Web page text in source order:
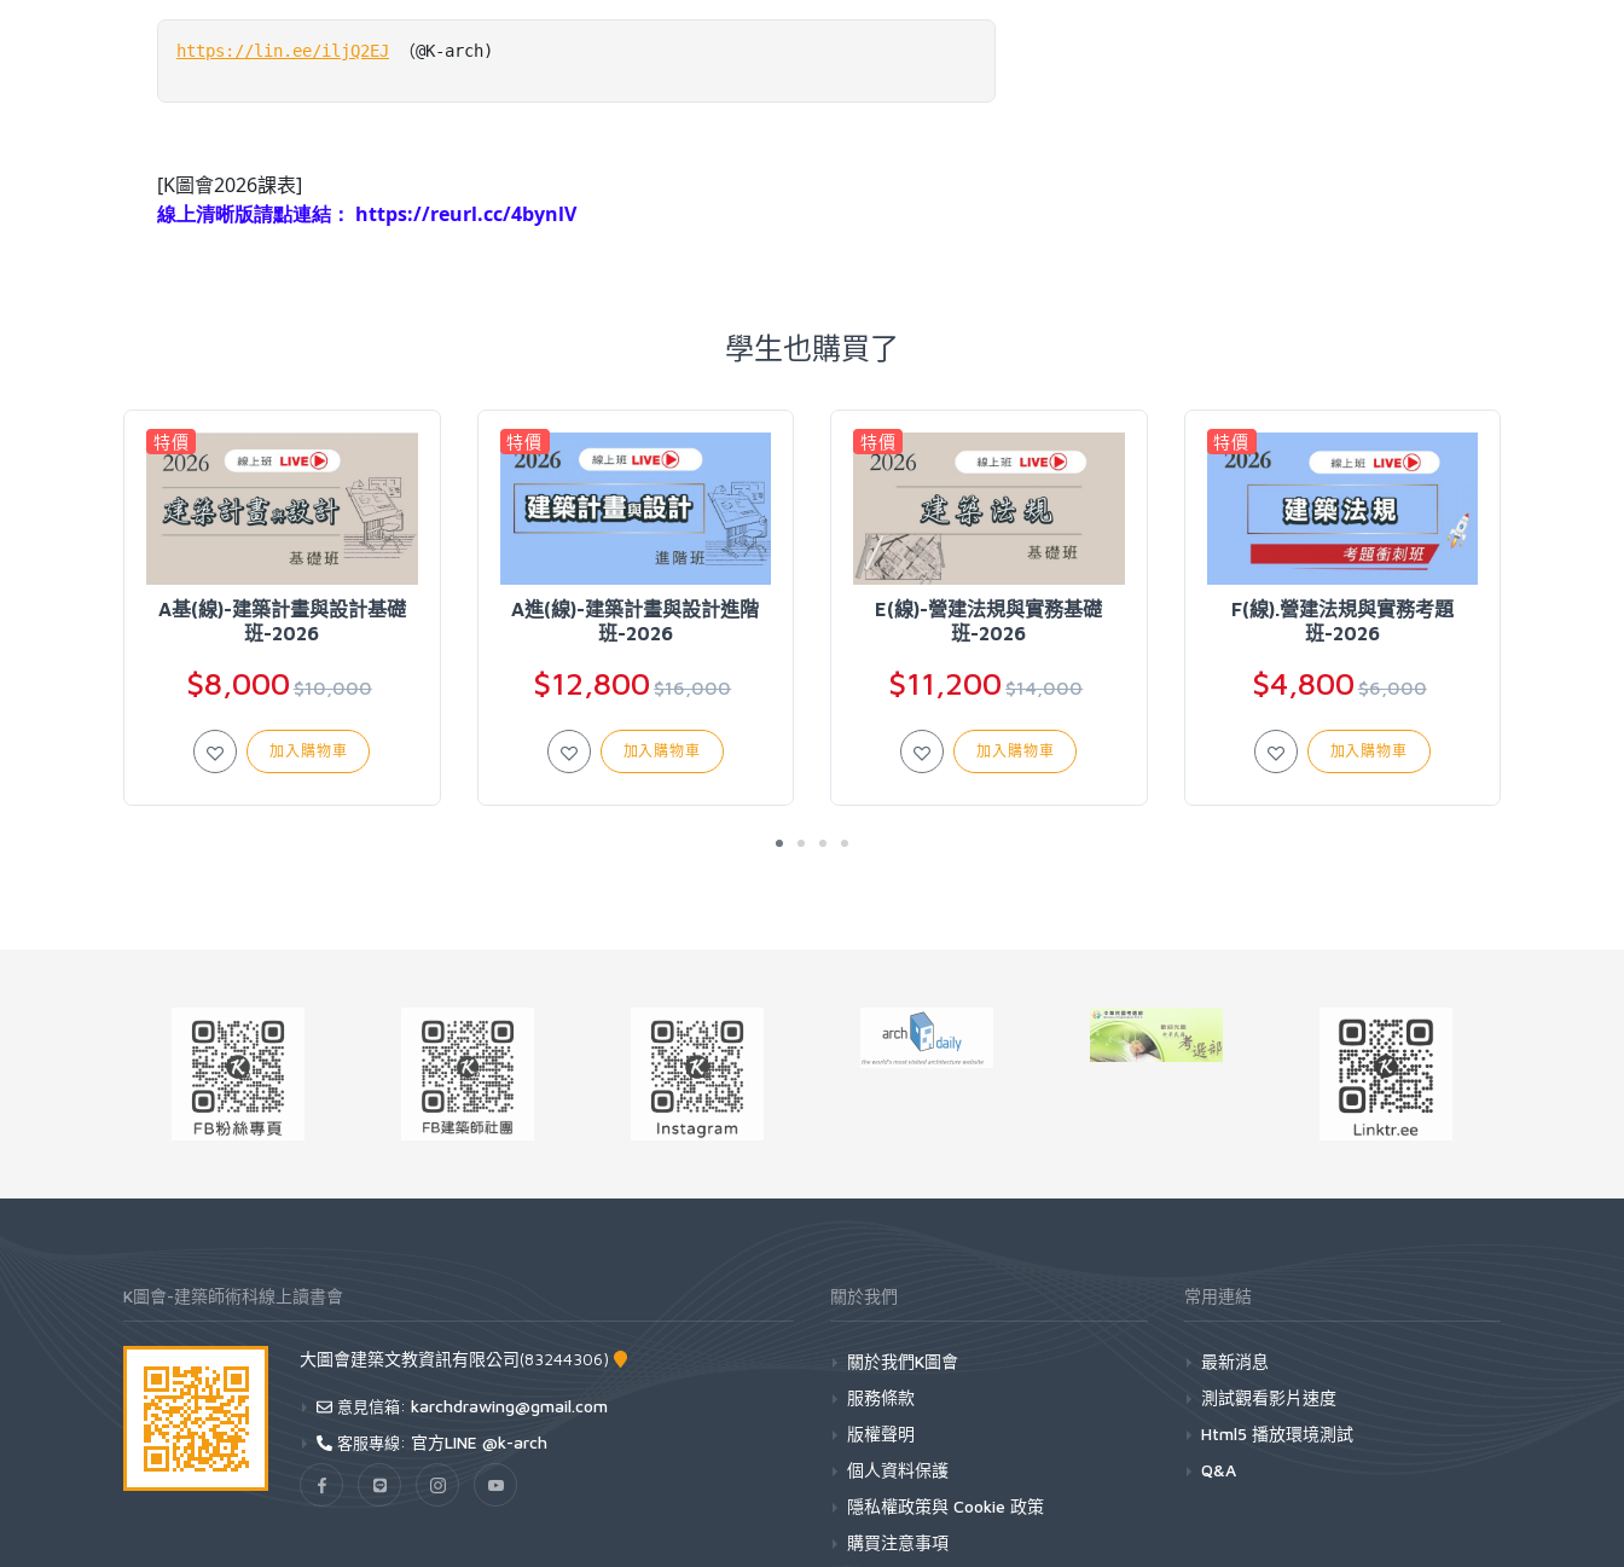
https://lin.ee/iljQ2EJ （@K-arch)
[K圖會2026課表]
線上清晰版請點連結： https://reurl.cc/4bynlV
學生也購買了
特價
A基(線)-建築計畫與設計基礎
班-2026
$8,000 $10,000
加入購物車
特價
A進(線)-建築計畫與設計進階
班-2026
$12,800 $16,000
加入購物車
特價
E(線)-營建法規與實務基礎
班-2026
$11,200 $14,000
加入購物車
特價
F(線).營建法規與實務考題
班-2026
$4,800 $6,000
加入購物車
K圖會-建築師術科線上讀書會
大圖會建築文教資訊有限公司(83244306)
意見信箱:karchdrawing@gmail.com
客服專線: 官方LINE @k-arch
關於我們
關於我們K圖會
服務條款
版權聲明
個人資料保護
隱私權政策與 Cookie 政策
購買注意事項
常用連結
最新消息
測試觀看影片速度
Html5 播放環境測試
Q&A